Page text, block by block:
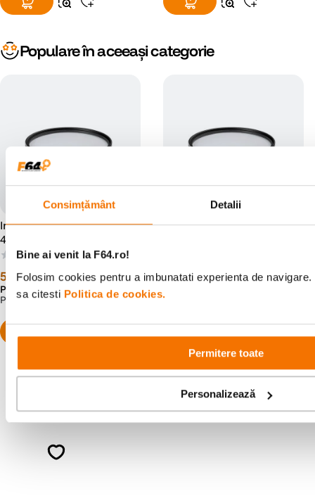
Consimțământ Detalii
Bine ai venit la F64.ro!
Folosim cookies pentru a imbunatati experienta de
sa citesti Politica de cookies.
Permitere toate
Personalizează
Populare în aceeași categorie
Irix Revo Filtru UV Protect
49mm
(0)
59 99 lei
Preț anterior:69
lei
PRP:9700 lei
Irix Revo Filtru UV Protect
59 99 lei
Alatura-te comunitatii creatorilor